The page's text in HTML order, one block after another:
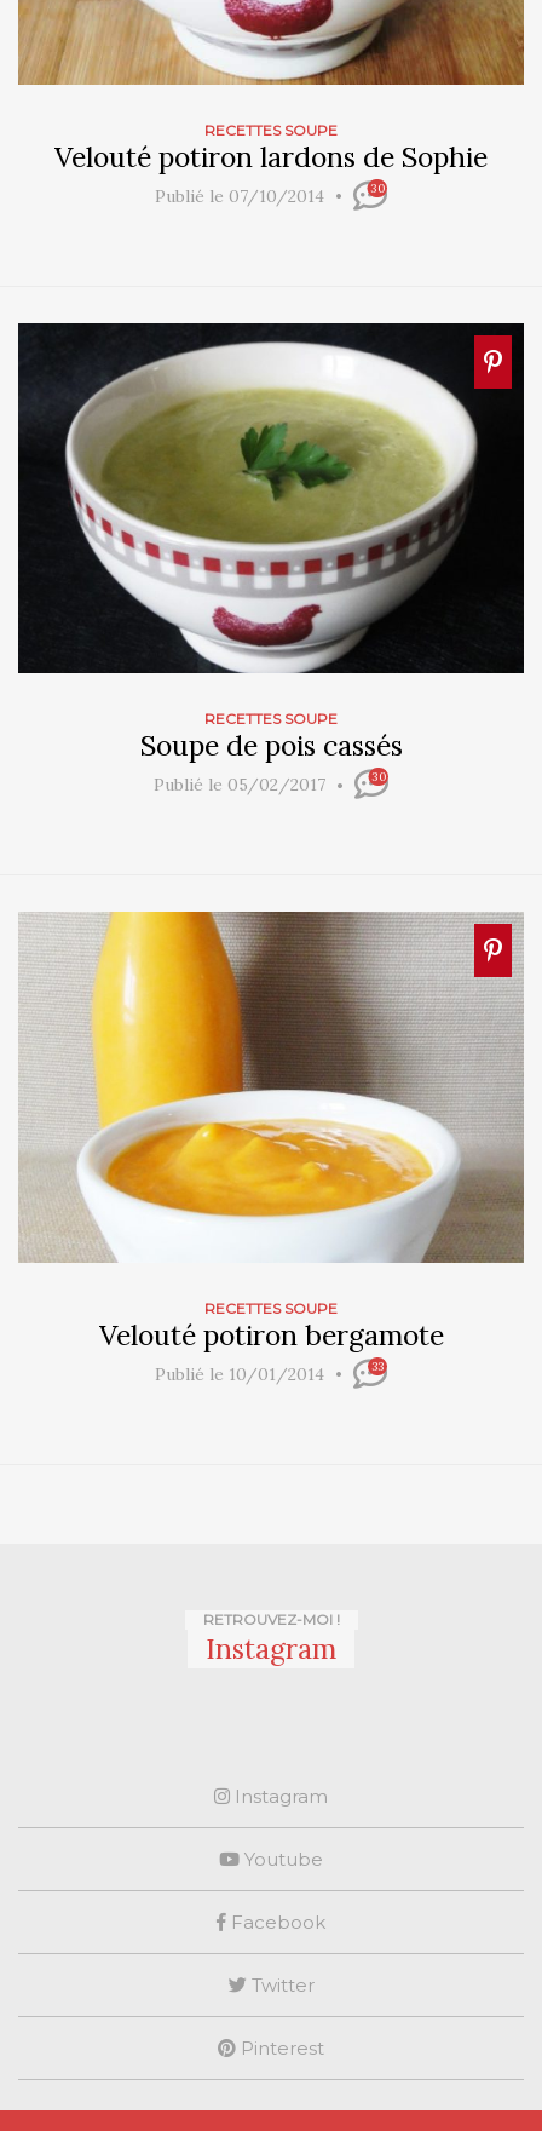
RECETTES SOUPE
Velouté potiron lardons de Sophie
Publié le 07/10/2014 30
RECETTES SOUPE
Soupe de pois cassés
Publié le 05/02/2017 30
RECETTES SOUPE
Velouté potiron bergamote
Publié le 10/01/2014 33
RETROUVEZ-MOI !
Instagram
Instagram
Youtube
Facebook
Twitter
Pinterest